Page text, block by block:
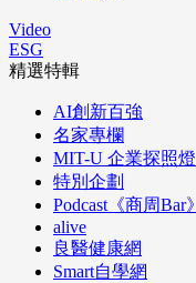
Video
ESG
精選特輯
AI創新百強
名家專欄
MIT-U 企業探照燈
特別企劃
Podcast《商周Bar》
alive
良醫健康網
Smart自學網